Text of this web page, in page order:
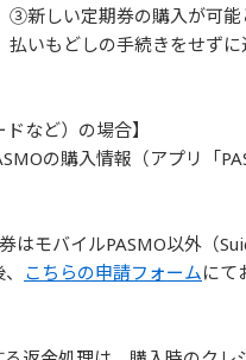
新しい定期券の購入が可
いもどしの手続きをせず
など）の場合】
の購入情報（アプリ「
はモバイルPASMO以外（
こちらの申請フォームにて